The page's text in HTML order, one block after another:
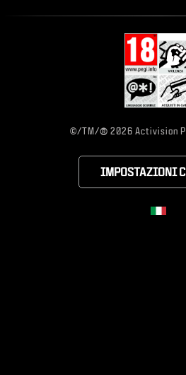
©/TM/® 2026 Activision
IMPOSTAZIONI